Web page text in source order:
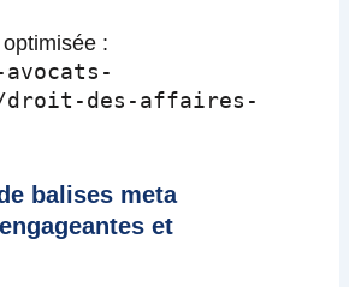
optimisée :
avocats-
droit-des-affaires-
balises meta
et